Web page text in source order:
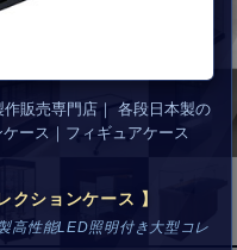
販売専門店｜ 各段日本製の
ース｜フィギュアケース
クションケース 】
高性能LED照明付き大型コレ